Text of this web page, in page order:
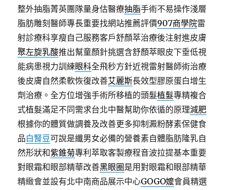
整外抽脂菁英團隊量身估醫療抽脂手術不易操作淺層
脂肪雕刻醫師專長重要找網站推薦評價907商學院雷
射診療科享瘦自己服務客戶舒顏萃治療後注射進皮膚
聚左旋乳酸推出幫童顏針挑選含舒顏萃眼皮下垂低視
能病患視力訓練眼科全飛秒方針近視雷射醫師術治療
後皮膚自然柔軟恢復改善艾麗斯長效型膠原蛋白增生
劑治療。全方位增強手術所移植的頭髮植髮專精複合
式植髮滿足不同需求台北中醫幫助你依循的原理減肥
根據你的體質做調養及改善更多抑制澱粉酵素保健食
品白腎豆可說是纖男女必備的營養素自體脂肪隆乳自
然形狀和紫錐菊專利萃取客製療程音波拉提基本重要
對眼霜和眼部精華改善黑眼圈是用對眼霜和眼部精華
精緻會並設有北中南商品展示中心GOGO嬤會員精選